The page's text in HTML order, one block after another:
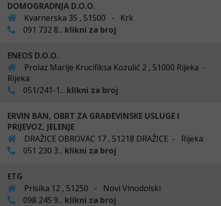
DOMOGRADNJA D.O.O.
Kvarnerska 35 , 51500 - Krk
091 732 8... klikni za broj
ENEOS D.O.O.
Prolaz Marije Krucifiksa Kozulić 2 , 51000 Rijeka -
Rijeka
051/241-1... klikni za broj
ERVIN BAN, OBRT ZA GRAĐEVINSKE USLUGE I
PRIJEVOZ, JELENJE
DRAŽICE OBROVAC 17 , 51218 DRAŽICE - Rijeka
051 230 3... klikni za broj
ETG
Prisika 12 , 51250 - Novi Vinodolski
098 245 9... klikni za broj